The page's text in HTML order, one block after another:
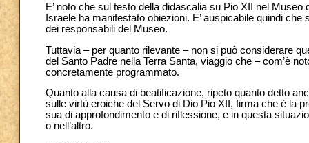
E’ noto che sul testo della didascalia su Pio XII nel
Israele ha manifestato obiezioni. E’ auspicabile quindi
dei responsabili del Museo.
Tuttavia – per quanto rilevante – non si può considerare
del Santo Padre nella Terra Santa, viaggio che – com’è
concretamente programmato.
Quanto alla causa di beatificazione, ripeto quanto detto
sulle virtù eroiche del Servo di Dio Pio XII, firma che è la
sua di approfondimento e di riflessione, e in questa
o nell’altro.